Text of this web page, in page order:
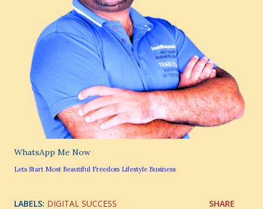
WhatsApp Me Now
Lets Start Most Beautiful Freedom Lifestyle Business
LABELS: DIGITAL SUCCESS SHARE